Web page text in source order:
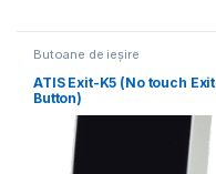
Butoane de ieșire
ATIS Exit-K5 (No touch Exit
Button)